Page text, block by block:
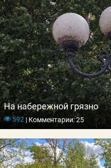
На набережной грязно
592 |Комментарии: 25